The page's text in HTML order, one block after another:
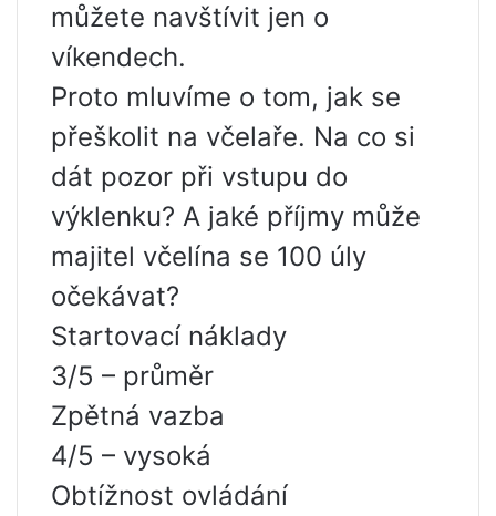
můžete navštívit jen o
víkendech.
Proto mluvíme o tom, jak se
přeškolit na včelaře. Na co si
dát pozor při vstupu do
výklenku? A jaké příjmy může
majitel včelína se 100 úly
očekávat?
Startovací náklady
3/5 – průměr
Zpětná vazba
4/5 – vysoká
Obtížnost ovládání